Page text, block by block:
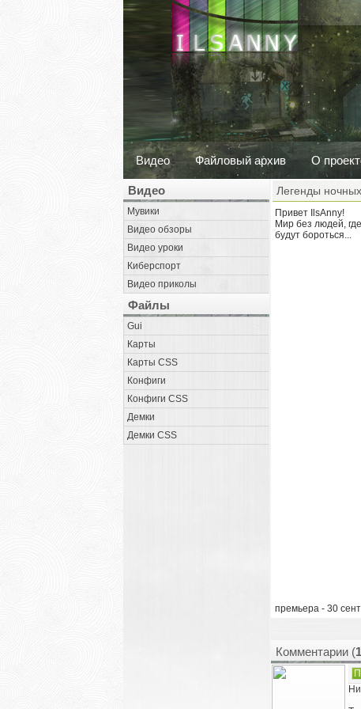
Видео Файловый архив О
Видео
Мувики
Видео обзоры
Видео уроки
Киберспорт
Видео приколы
Файлы
Gui
Карты
Карты CSS
Конфиги
Конфиги CSS
Демки
Демки CSS
Легенды
Привет IlsAnny!
Мир без людей,
будут бороться...
премьера - 30
Комментарии (1